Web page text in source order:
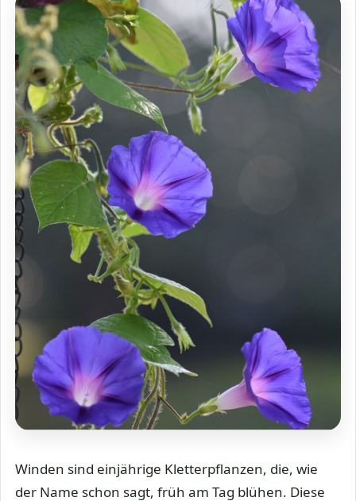
Winden sind einjährige Kletterpflanzen, die, wie
der Name schon sagt, früh am Tag blühen. Diese